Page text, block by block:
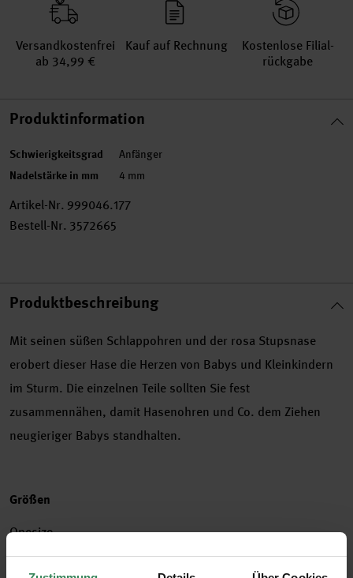
Versand­kosten­frei
ab 34,99 €
Kauf auf Rechnung
Kosten­lose Filial­
rückgabe
Produktinformation
Schwierigkeitsgrad Anfänger
Nadelstärke in mm 4 mm
Artikel-Nr. 999046.177
Bestell-Nr. 3572665
Produktbeschreibung
Mit seinen süßen Schlappohren und der rosa Stupsnase
erobert dieser Hase die Herzen von Babys und Kleinkindern
im Sturm. Die einzelnen Teile sollten Sie fest
zusammennähen, damit Hasenohren und Co. dem Ziehen
neugieriger Babys standhalten.
Größen
Onesize